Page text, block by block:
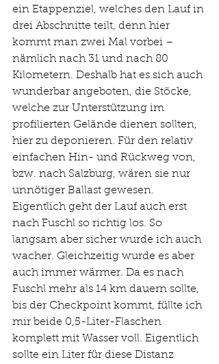
ein Etappenziel, welches den Lauf in
drei Abschnitte teilt, denn hier
kommt man zwei Mal vorbei –
nämlich nach 31 und nach 80
Kilometern. Deshalb hat es sich auch
wunderbar angeboten, die Stöcke,
welche zur Unterstützung im
profilierten Gelände dienen sollten,
hier zu deponieren. Für den relativ
einfachen Hin- und Rückweg von,
bzw. nach Salzburg, wären sie nur
unnötiger Ballast gewesen.
Eigentlich geht der Lauf auch erst
nach Fuschl so richtig los. So
langsam aber sicher wurde ich auch
wacher. Gleichzeitig wurde es aber
auch immer wärmer. Da es nach
Fuschl mehr als 14 km dauern sollte,
bis der Checkpoint kommt, füllte ich
mir beide 0,5-Liter-Flaschen
komplett mit Wasser voll. Eigentlich
sollte ein Liter für diese Distanz